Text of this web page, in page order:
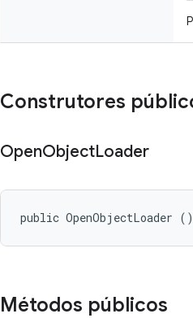
Construtores
OpenObjectLoader
public OpenObjectLoader ()
Métodos públicos